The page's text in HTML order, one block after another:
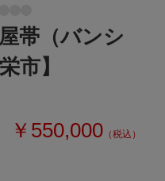
帯（バンシ
市】
￥550,000 （税込）